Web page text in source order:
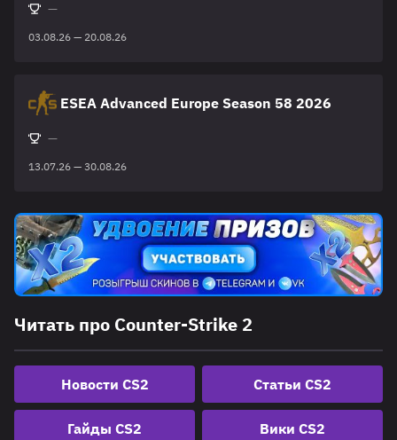
—
03.08.26 — 20.08.26
ESEA Advanced Europe Season 58 2026
—
13.07.26 — 30.08.26
Читать про Counter-Strike 2
Новости CS2 Статьи CS2
Гайды CS2 Вики CS2